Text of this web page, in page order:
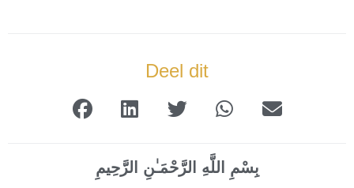
Deel dit
بِسْمِ اللَّهِ الرَّحْمَـٰنِ الرَّحِيمِ